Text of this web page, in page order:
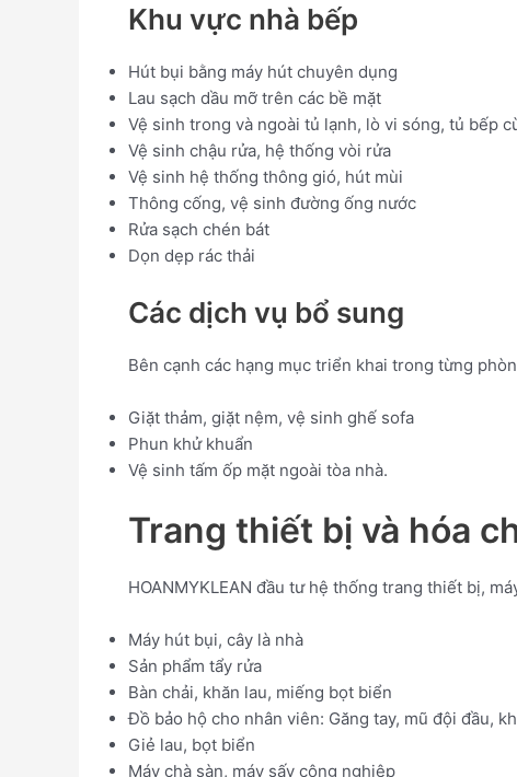
Khu vực nhà bếp
Hút bụi bằng máy hút chuyên dụng
Lau sạch dầu mỡ trên các bề mặt
Vệ sinh trong và ngoài tủ lạnh, lò vi sóng, tủ bếp
Vệ sinh chậu rửa, hệ thống vòi rửa
Vệ sinh hệ thống thông gió, hút mùi
Thông cống, vệ sinh đường ống nước
Rửa sạch chén bát
Dọn dẹp rác thải
Các dịch vụ bổ sung
Bên cạnh các hạng mục triển khai trong từng
Giặt thảm, giặt nệm, vệ sinh ghế sofa
Phun khử khuẩn
Vệ sinh tấm ốp mặt ngoài tòa nhà.
Trang thiết bị và hóa
HOANMYKLEAN đầu tư hệ thống trang thiết bị,
Máy hút bụi, cây là nhà
Sản phẩm tẩy rửa
Bàn chải, khăn lau, miếng bọt biển
Đồ bảo hộ cho nhân viên: Găng tay, mũ đội đầu,
Giẻ lau, bọt biển
Máy chà sàn, máy sấy công nghiệp